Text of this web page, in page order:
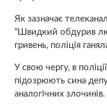
Як зазначає
“Швидкий обдурив
гривень, поліція
У свою чергу, в
підозрюють сина
аналогічних злочинів.